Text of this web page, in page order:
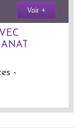
Voir +
-